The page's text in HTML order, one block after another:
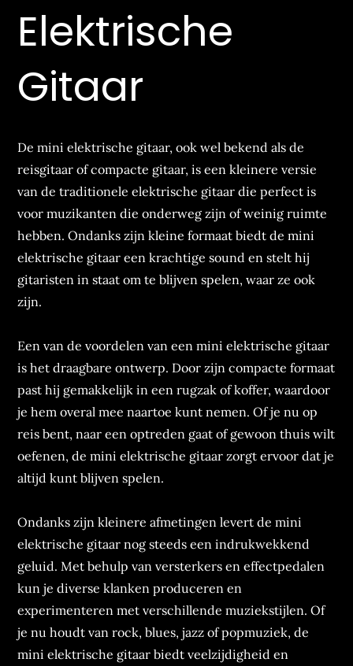
Elektrische
Gitaar
De mini elektrische gitaar, ook wel bekend als de
reisgitaar of compacte gitaar, is een kleinere versie
van de traditionele elektrische gitaar die perfect is
voor muzikanten die onderweg zijn of weinig ruimte
hebben. Ondanks zijn kleine formaat biedt de mini
elektrische gitaar een krachtige sound en stelt hij
gitaristen in staat om te blijven spelen, waar ze ook
zijn.
Een van de voordelen van een mini elektrische gitaar
is het draagbare ontwerp. Door zijn compacte formaat
past hij gemakkelijk in een rugzak of koffer, waardoor
je hem overal mee naartoe kunt nemen. Of je nu op
reis bent, naar een optreden gaat of gewoon thuis wilt
oefenen, de mini elektrische gitaar zorgt ervoor dat je
altijd kunt blijven spelen.
Ondanks zijn kleinere afmetingen levert de mini
elektrische gitaar nog steeds een indrukwekkend
geluid. Met behulp van versterkers en effectpedalen
kun je diverse klanken produceren en
experimenteren met verschillende muziekstijlen. Of
je nu houdt van rock, blues, jazz of popmuziek, de
mini elektrische gitaar biedt veelzijdigheid en